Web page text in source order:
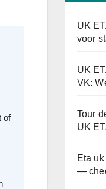
of
UK
voor
UK
VK:
Tour
UK
Eta
—